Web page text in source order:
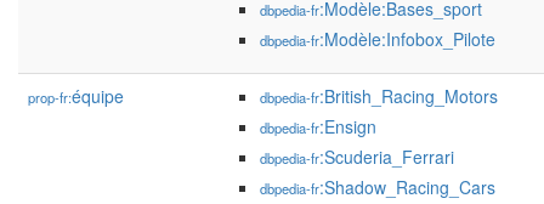
dbpedia-fr:Modèle:Bases_sport
dbpedia-fr:Modèle:Infobox_Pilote
prop-fr:équipe dbpedia-fr:British_Racing_Motors
dbpedia-fr:Ensign
dbpedia-fr:Scuderia_Ferrari
dbpedia-fr:Shadow_Racing_Cars